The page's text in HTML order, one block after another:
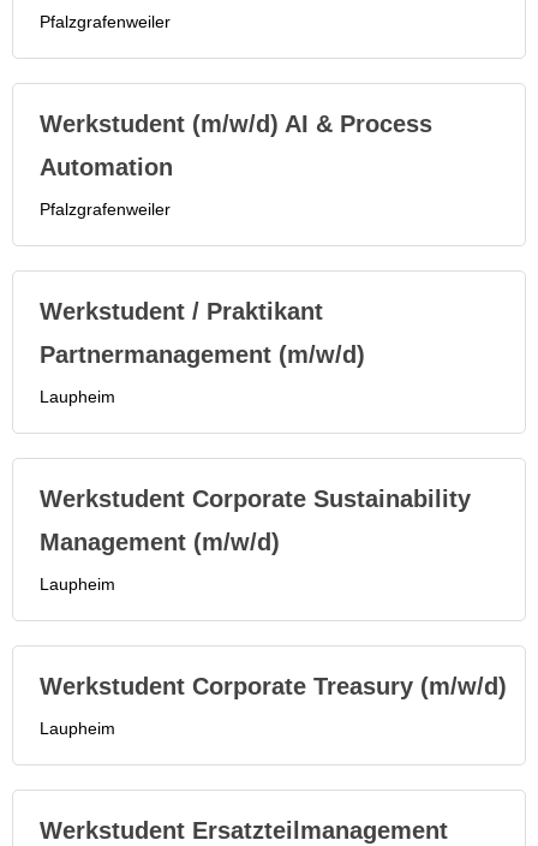
Pfalzgrafenweiler
Werkstudent (m/w/d) AI & Process
Automation
Pfalzgrafenweiler
Werkstudent / Praktikant
Partnermanagement (m/w/d)
Laupheim
Werkstudent Corporate Sustainability
Management (m/w/d)
Laupheim
Werkstudent Corporate Treasury (m/w/d)
Laupheim
Werkstudent Ersatzteilmanagement